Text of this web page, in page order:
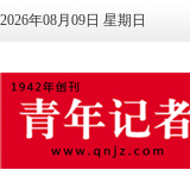
2026年08月09日 星期日